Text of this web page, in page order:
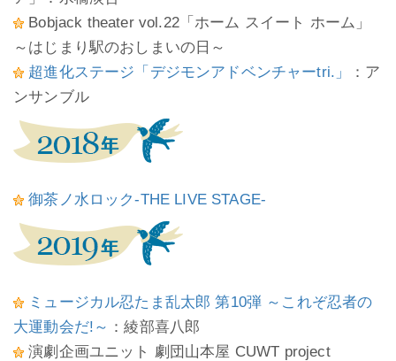
Bobjack theater vol.22「ホーム スイート ホーム」
～はじまり駅のおしまいの日～
超進化ステージ「デジモンアドベンチャーtri.」
：ア
ンサンブル
御茶ノ水ロック-THE LIVE STAGE-
ミュージカル忍たま乱太郎 第10弾 ～これぞ忍者の
大運動会だ!～ ：綾部喜八郎
演劇企画ユニット 劇団山本屋 CUWT project